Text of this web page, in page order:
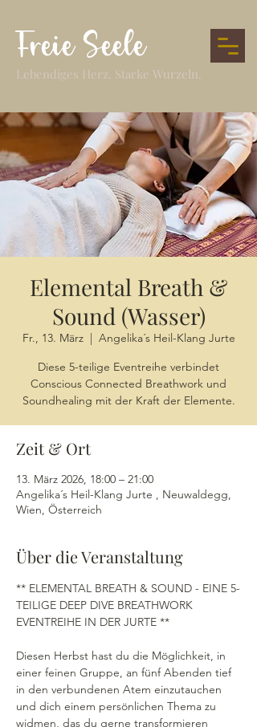
Freie Seele
Lebendiges Herz. Starke Wurzeln.
Elemental Breath &
Sound (Wasser)
Fr., 13. März
  |
Angelika´s Heil-Klang Jurte
Diese 5-teilige Eventreihe verbindet
Conscious Connected Breathwork und
Soundhealing mit der Kraft der Elemente.
Zeit & Ort
13. März 2026, 18:00 – 21:00
Angelika´s Heil-Klang Jurte , Neuwaldegg,
Wien, Österreich
Über die Veranstaltung
** ELEMENTAL BREATH & SOUND - EINE 5-
TEILIGE DEEP DIVE BREATHWORK
EVENTREIHE IN DER JURTE **
Diesen Herbst hast du die Möglichkeit, in
einer feinen Gruppe, an fünf Abenden tief
in den verbundenen Atem einzutauchen
und dich einem persönlichen Thema zu
widmen, das du gerne transformieren